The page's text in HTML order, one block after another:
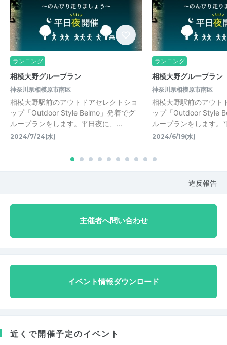
ランニング
相模大野グループラン
神奈川県相模原市南区
相模大野駅前のアウトドアセレクトショ
ップ「Outdoor Style Belmo」発着でグ
ループランをします。平日夜に、...
2024/7/24(水)
ランニング
相模大野グループラン
神奈川県相模原市南区
相模大野駅前のアウト
ップ「Outdoor Style
ループランをします。
2024/6/19(水)
違反報告
主催者へ問い合わせ
イベント情報ダウンロード
近くで開催予定のイベント